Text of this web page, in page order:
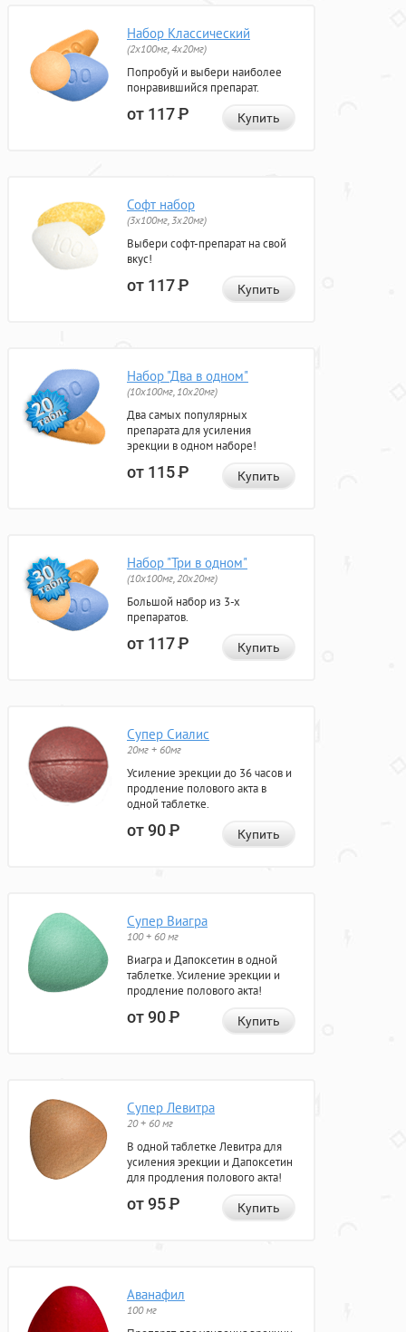
Набор Классический
(2x100мг, 4x20мг)
Попробуй и выбери наиболее
понравившийся препарат.
от 117Р Купить
Софт набор
(3x100мг, 3x20мг)
Выбери софт-препарат на свой
вкус!
от 117Р Купить
Набор "Два в одном"
(10x100мг, 10x20мг)
Два самых популярных
препарата для усиления
эрекции в одном наборе!
от 115Р Купить
Набор "Три в одном"
(10x100мг, 20x20мг)
Большой набор из 3-х
препаратов.
от 117Р Купить
Супер Сиалис
20мг + 60мг
Усиление эрекции до 36 часов и
продление полового акта в
одной таблетке.
от 90Р Купить
Супер Виагра
100 + 60 мг
Виагра и Дапоксетин в одной
таблетке. Усиление эрекции и
продление полового акта!
от 90Р Купить
Супер Левитра
20 + 60 мг
В одной таблетке Левитра для
усиления эрекции и Дапоксетин
для продления полового акта!
от 95Р Купить
Аванафил
100 мг